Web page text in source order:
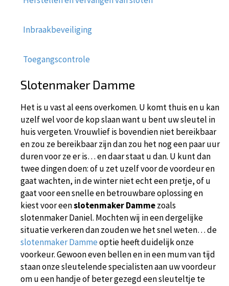
Inbraakbeveiliging
Toegangscontrole
Slotenmaker Damme
Het is u vast al eens overkomen. U komt thuis en u kan
uzelf wel voor de kop slaan want u bent uw sleutel in
huis vergeten. Vrouwlief is bovendien niet bereikbaar
en zou ze bereikbaar zijn dan zou het nog een paar uur
duren voor ze er is… en daar staat u dan. U kunt dan
twee dingen doen: of u zet uzelf voor de voordeur en
gaat wachten, in de winter niet echt een pretje, of u
gaat voor een snelle en betrouwbare oplossing en
kiest voor eenslotenmaker Dammezoals
slotenmaker Daniel. Mochten wij in een dergelijke
situatie verkeren dan zouden we het snel weten… de
slotenmaker Dammeoptie heeft duidelijk onze
voorkeur. Gewoon even bellen en in een mum van tijd
staan onze sleutelende specialisten aan uw voordeur
om u een handje of beter gezegd een sleuteltje te